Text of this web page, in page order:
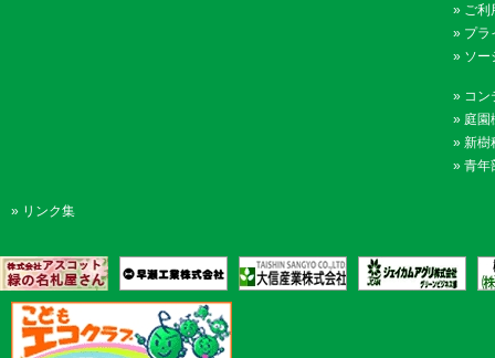
» ご利
» プラ
» ソー
» コン
» 庭園
» 新樹
» 青年
» リンク集